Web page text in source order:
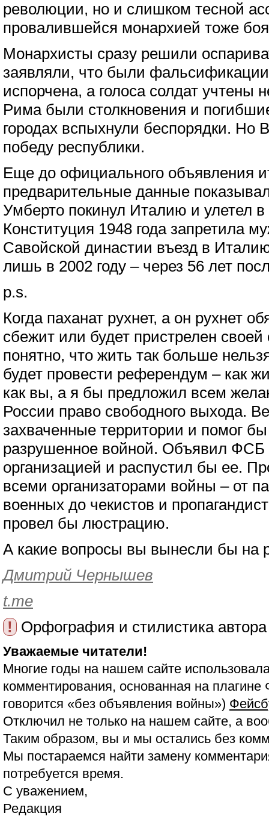
революции, но и слишком тесной
провалившейся монархией тоже
Монархисты сразу решили
заявляли, что были
испорчена, а голоса солдат учтены
Рима были столкновения и
городах вспыхнули беспорядки. Но
победу республики.
Еще до официального объявления
предварительные данные
Умберто покинул Италию и улетел
Конституция 1948 года запретила
Савойской династии въезд в
лишь в 2002 году – через 56 лет
p.s.
Когда паханат рухнет, а он рухнет
сбежит или будет пристрелен
понятно, что жить так больше
будет провести референдум – как
как вы, а я бы предложил всем
России право свободного выхода.
захваченные территории и помог
разрушенное войной. Объявил ФСБ
организацией и распустил бы ее.
всеми организаторами войны – от
военных до чекистов и
провел бы люстрацию.
А какие вопросы вы вынесли бы на
Дмитрий Чернышев
t.me
!
Орфография и стилистика
Уважаемые читатели!
Многие годы на нашем сайте
комментирования, основанная на
говорится «без объявления войны»)
Отключил не только на нашем сайте, а
Таким образом, вы и мы остались без
Мы постараемся найти замену
потребуется время.
С уважением,
Редакция